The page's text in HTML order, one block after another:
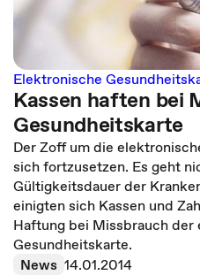
Elektronische
Kassen haften bei
Gesundheitskarte
Der Zoff um die
sich fortzusetzen. Es geht
Gültigkeitsdauer der
einigten sich Kassen und
Haftung bei Missbrauch der
Gesundheitskarte.
News 14.01.2014